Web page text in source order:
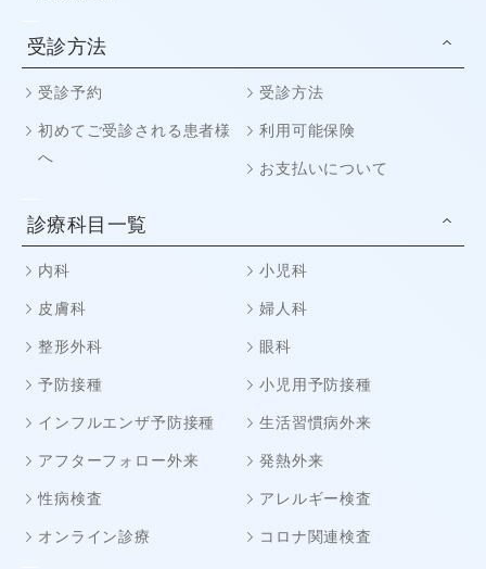
受診方法
受診予約 受診方法
初めてご受診される患者様
へ
利用可能保険
お支払いについて
診療科目一覧
内科 小児科
皮膚科 婦人科
整形外科 眼科
予防接種 小児用予防接種
インフルエンザ予防接種 生活習慣病外来
アフターフォロー外来 発熱外来
性病検査 アレルギー検査
オンライン診療 コロナ関連検査